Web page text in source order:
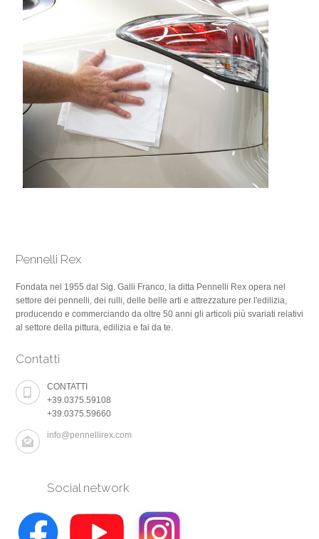
Pennelli Rex
Fondata nel 1955 dal Sig. Galli Franco, la ditta Pennelli Rex opera nel
settore dei pennelli, dei rulli, delle belle arti e attrezzature per l'edilizia,
producendo e commerciando da oltre 50 anni gli articoli più svariati relativi
al settore della pittura, edilizia e fai da te.
Contatti
CONTATTI
+39.0375.59108
+39.0375.59660
info@pennellirex.com
Social network